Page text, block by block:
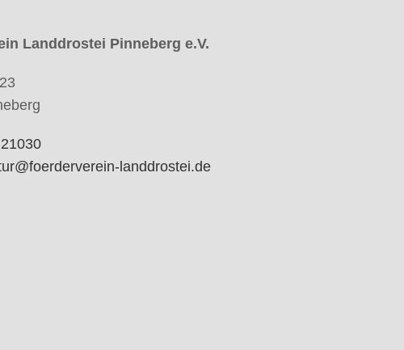
Landdrostei Pinneberg e.V.
landdrostei.de